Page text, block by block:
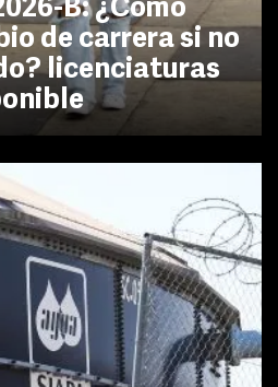
B: ¿Cómo
de carrera si no
licenciaturas